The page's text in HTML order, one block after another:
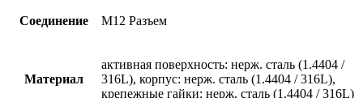
Соединение M12 Разъем
Материал
активная поверхность: нерж. сталь (1.4404 /
316L), корпус: нерж. сталь (1.4404 / 316L),
крепежные гайки: нерж. сталь (1.4404 / 316L)